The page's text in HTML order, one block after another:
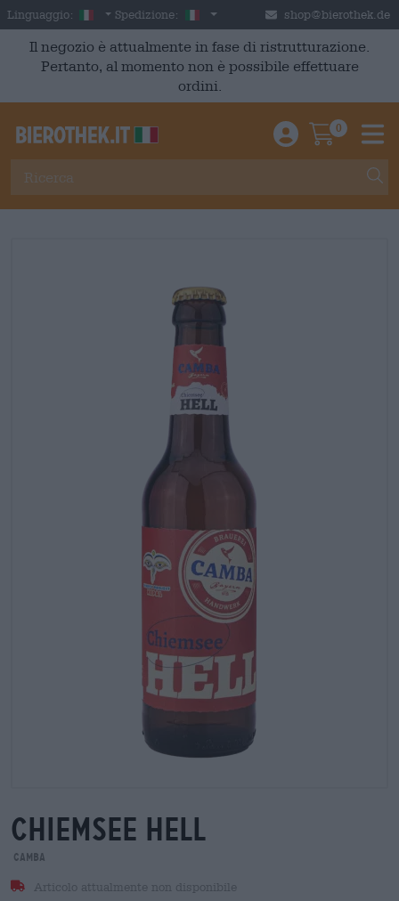
Skip to main content
Linguaggio: Italian
Spedizione: Italia shop@bierothek.de
Il negozio è attualmente in fase di ristrutturazione.
Pertanto, al momento non è possibile effettuare
ordini.
Einloggen /
0
chiemsee hell
Camba
Articolo attualmente non disponibile